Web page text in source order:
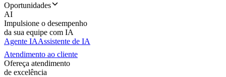
Oportunidades
AI
Impulsione o desempenho
da sua equipe com IA
Agente IAAssistente de IA
Atendimento ao cliente
Ofereça atendimento
de excelência